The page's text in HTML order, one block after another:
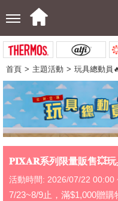
首頁 主題活動 玩具總動員
𝐏𝐈𝐗𝐀𝐑系列限量販售💥玩
活動時間: 2026/07/22 00:00
7/23~8/9止，滿$1,000贈